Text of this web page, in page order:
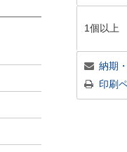
1個以上
納期
印刷